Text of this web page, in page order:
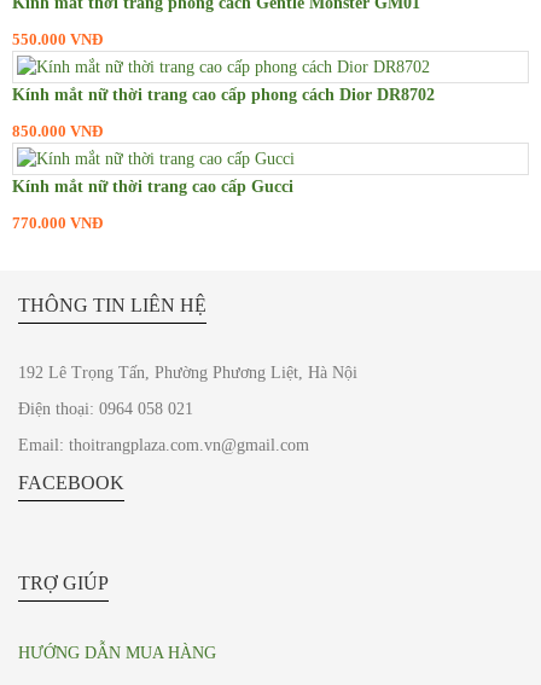
Kính mắt BMW
Kính mắt Miu Miu
Kính mắt Chanel
Kính mắt Mont Blanc
Kính mắt Hermes
Kính Cơn Ao
Kính mắt Louis Vuitton
Kính mắt Emporio Armani
Kính mắt Prada
550.000 VNĐ
Kính mắt nữ thời trang cao cấp phong cách Dior DR8702
850.000 VNĐ
Kính mắt nữ thời trang cao cấp Gucci
770.000 VNĐ
THÔNG TIN LIÊN HỆ
192 Lê Trọng Tấn, Phường Phương Liệt, Hà Nội
Điện thoại: 0964 058 021
Email: thoitrangplaza.com.vn@gmail.com
FACEBOOK
TRỢ GIÚP
HƯỚNG DẪN MUA HÀNG